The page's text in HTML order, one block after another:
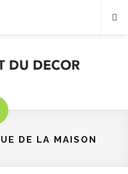
DE LA MAISON